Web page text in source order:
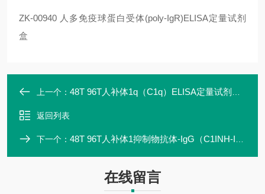
ZK-00940 人多免疫球蛋白受体(poly-IgR)ELISA定量试剂
盒
上一个： 48T 96T人补体1q（C1q）ELISA定量试剂盒说明书
返回列表
下一个： 48T 96T人补体1抑制物抗体-IgG（C1INH-IgG）ELISA定量试剂盒
在线留言